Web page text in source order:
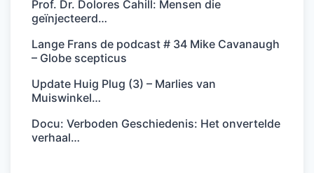
Prof. Dr. Dolores Cahill: Mensen die
geïnjecteerd…
Lange Frans de podcast # 34 Mike Cavanaugh
– Globe scepticus
Update Huig Plug (3) – Marlies van
Muiswinkel…
Docu: Verboden Geschiedenis: Het onvertelde
verhaal…